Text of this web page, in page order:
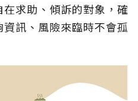
求助、傾訴的對象，確
訊、風險來臨時不會孤